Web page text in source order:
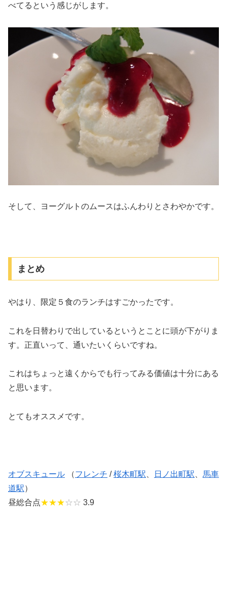
べてるという感じがします。
そして、ヨーグルトのムースはふんわりとさわやかです。
まとめ
やはり、限定５食のランチはすごかったです。
これを日替わりで出しているというとことに頭が下がりま
す。正直いって、通いたいくらいですね。
これはちょっと遠くからでも行ってみる価値は十分にある
と思います。
とてもオススメです。
オブスキュール （フレンチ /桜木町駅 日ノ出町駅
馬車
道駅）
昼総合点★★★☆☆ 3.9